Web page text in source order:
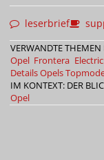
leserbrief
VERWANDTE THEMEN
Opel Frontera
DetailsOpels
IM KONTEXT: DER
Opel